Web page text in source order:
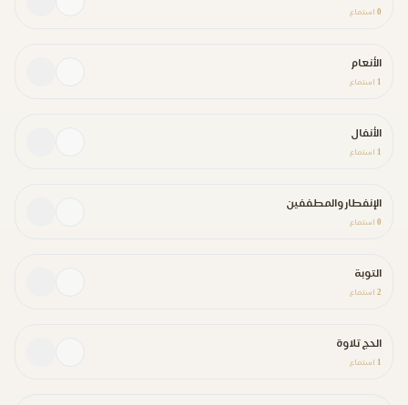
0 استماع
الأنعام
1 استماع
الأنفال
1 استماع
الإنفطار والمطففين
0 استماع
التوبة
2 استماع
الحج تلاوة
1 استماع